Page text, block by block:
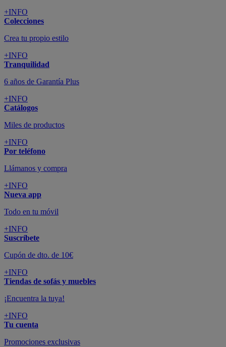
+INFO
Colecciones
Crea tu propio estilo
+INFO
Tranquilidad
6 años de Garantía Plus
+INFO
Catálogos
Miles de productos
+INFO
Por teléfono
Llámanos y compra
+INFO
Nueva app
Todo en tu móvil
+INFO
Suscríbete
Cupón de dto. de 10€
+INFO
Tiendas de sofás y muebles
¡Encuentra la tuya!
+INFO
Tu cuenta
Promociones exclusivas